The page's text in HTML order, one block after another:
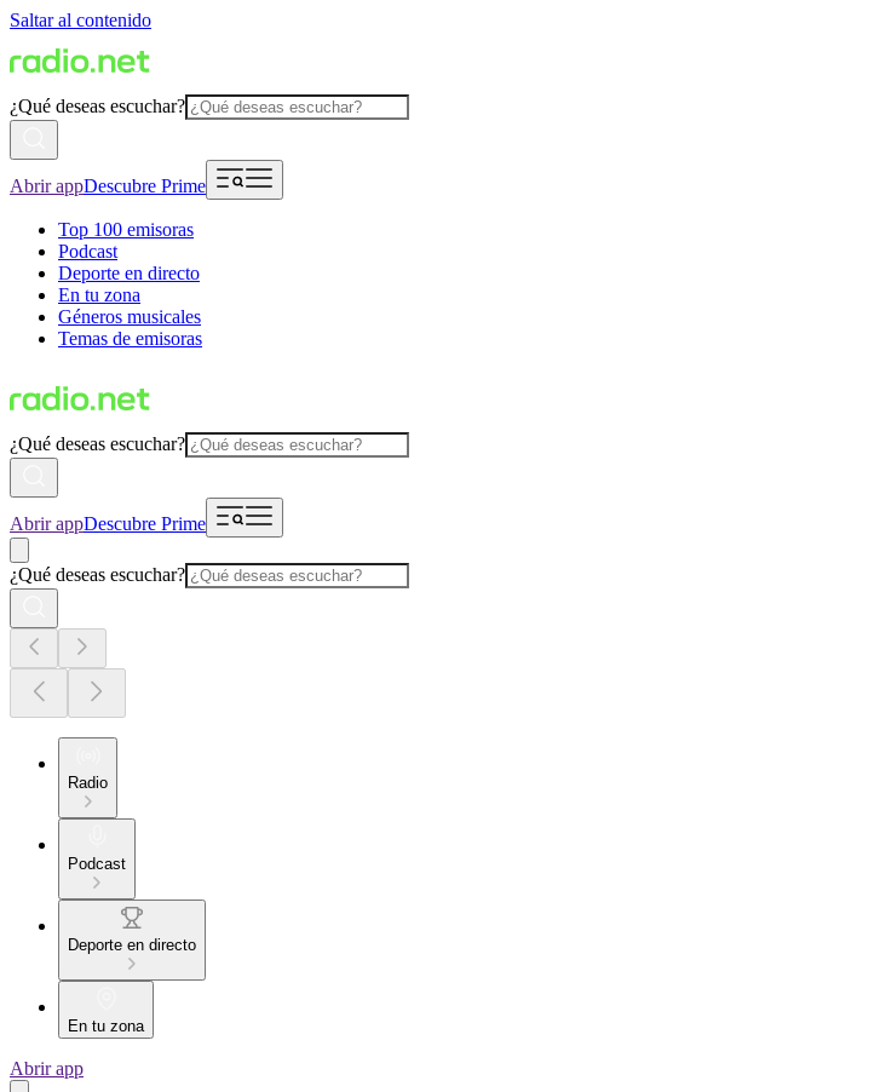
Saltar al contenido
¿Qué deseas escuchar?
Abrir appDescubre Prime
Top 100 emisoras
Podcast
Deporte en directo
En tu zona
Géneros musicales
Temas de emisoras
¿Qué deseas escuchar?
Abrir appDescubre Prime
¿Qué deseas escuchar?
Radio
Podcast
Deporte en directo
En tu zona
Abrir app